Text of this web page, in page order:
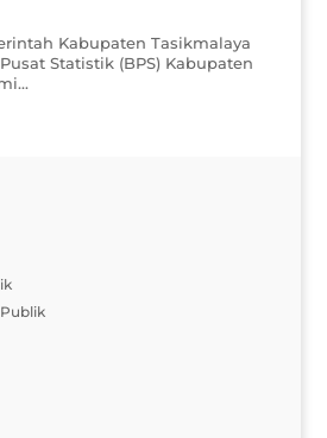
Kabupaten Tasikmalaya
Statistik (BPS) Kabupaten